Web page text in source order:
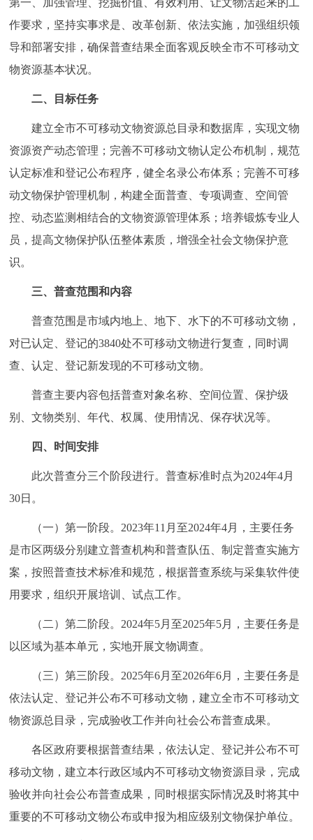
多语种
ENGLISH 한국어 日本語
DEUTSCH
ITALIANO
第一、加强管理、挖掘价值、有效利用、让文物活起来的工
作要求，坚持实事求是、改革创新、依法实施，加强组织领
导和部署安排，确保普查结果全面客观反映全市不可移动文
物资源基本状况。
二、目标任务
建立全市不可移动文物资源总目录和数据库，实现文物
资源资产动态管理；完善不可移动文物认定公布机制，规范
认定标准和登记公布程序，健全名录公布体系；完善不可移
动文物保护管理机制，构建全面普查、专项调查、空间管
控、动态监测相结合的文物资源管理体系；培养锻炼专业人
员，提高文物保护队伍整体素质，增强全社会文物保护意
识。
三、普查范围和内容
普查范围是市域内地上、地下、水下的不可移动文物，
对已认定、登记的3840处不可移动文物进行复查，同时调
查、认定、登记新发现的不可移动文物。
普查主要内容包括普查对象名称、空间位置、保护级
别、文物类别、年代、权属、使用情况、保存状况等。
四、时间安排
此次普查分三个阶段进行。普查标准时点为2024年4月
30日。
（一）第一阶段。2023年11月至2024年4月，主要任务
是市区两级分别建立普查机构和普查队伍、制定普查实施方
案，按照普查技术标准和规范，根据普查系统与采集软件使
用要求，组织开展培训、试点工作。
（二）第二阶段。2024年5月至2025年5月，主要任务是
以区域为基本单元，实地开展文物调查。
（三）第三阶段。2025年6月至2026年6月，主要任务是
依法认定、登记并公布不可移动文物，建立全市不可移动文
物资源总目录，完成验收工作并向社会公布普查成果。
各区政府要根据普查结果，依法认定、登记并公布不可
移动文物，建立本行政区域内不可移动文物资源目录，完成
验收并向社会公布普查成果，同时根据实际情况及时将其中
重要的不可移动文物公布或申报为相应级别文物保护单位。